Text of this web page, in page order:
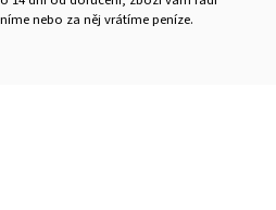
nebo za něj vrátíme peníze.